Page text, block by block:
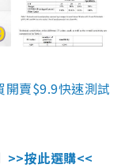
開賣$9.9快速測試
>>按此選購<<